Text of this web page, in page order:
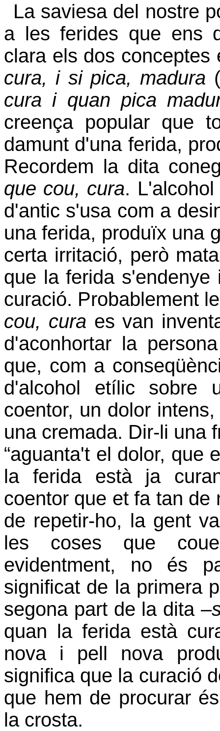
La saviesa del nostre
a les ferides que ens
clara els dos
cura, i si pica, madura
cura i quan pica
creença popular que
damunt d'una ferida,
Recordem la dita
que cou, cura.
d'antic s'usa com a
una ferida, produïx una
certa irritació, però
que la ferida
curació. Probablement
cou, cura es van
d'aconhortar la
que, com a
d'alcohol etílic sobre
coentor, un dolor
una cremada. Dir-li una
“aguanta't el dolor, que
la ferida està ja
coentor que et fa tan de
de repetir-ho, la gent
les coses que
evidentment, no és
significat de la primera
segona part de la dita –
quan la ferida està
nova i pell nova
significa que la curació
que hem de procurar
la crosta.